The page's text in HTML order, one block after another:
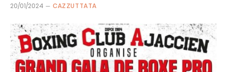
20/01/2024 CAZZUTTATA